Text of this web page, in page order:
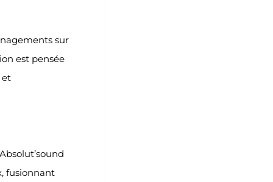
sur
est pensée
et
Absolut’sound
fusionnant